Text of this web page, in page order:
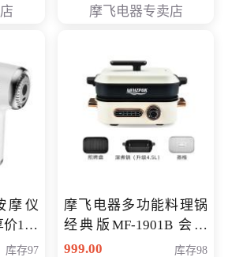
摩飞电器专卖店
摩仪
168
库存97
摩飞电器多功能料理锅
经典版MF-1901B 会员
专享价399元
999.00 库存98